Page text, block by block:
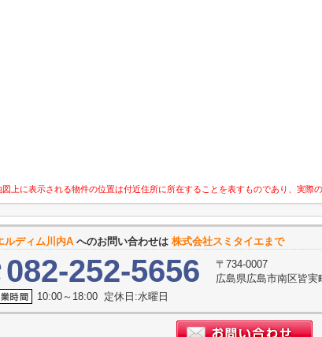
上に表示される物件の位置は付近住所に所在することを表すものであり、実際
ルディム川内A へのお問い合わせは 株式会社スミタイエまで
252-5656
〒734-0007
広島県広島市南区皆
10:00～18:00 定休日:水曜日